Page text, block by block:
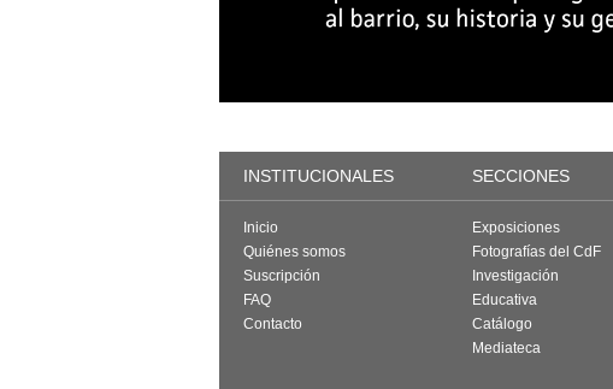
INSTITUCIONALES SECCIONES
Inicio
Quiénes somos
Suscripción
FAQ
Contacto
Exposiciones
Fotografías del CdF
Investigación
Educativa
Catálogo
Mediateca